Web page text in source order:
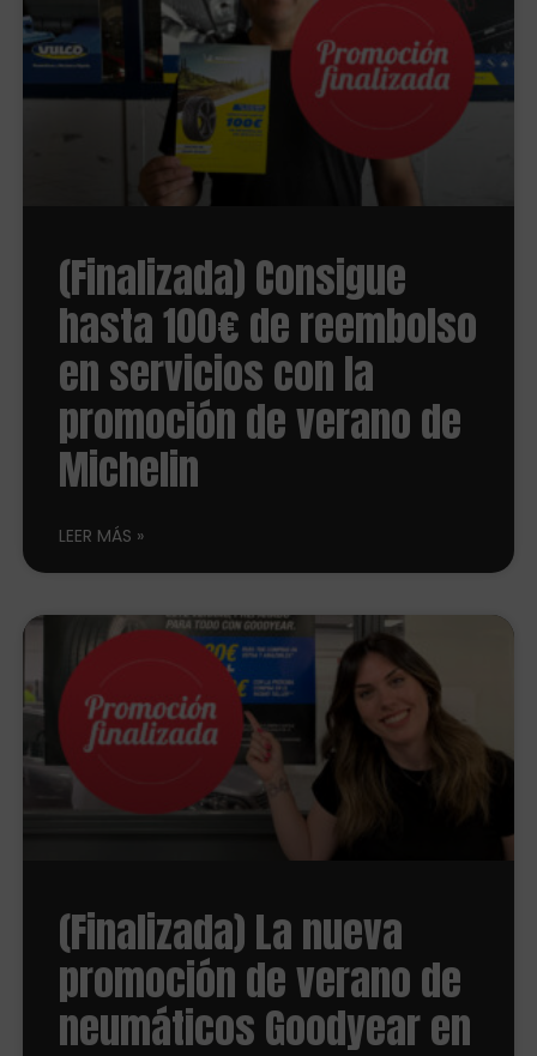
(Finalizada) Consigue
hasta 100€ de reembolso
en servicios con la
promoción de verano de
Michelin
LEER MÁS
(Finalizada) La nueva
promoción de verano de
neumáticos Goodyear en